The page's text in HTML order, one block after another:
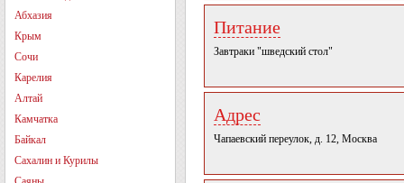
Абхазия
Крым
Сочи
Карелия
Алтай
Камчатка
Байкал
Сахалин и Курилы
Питание
Завтраки "шведский стол"
Адрес
Чапаевский переулок, д. 12, Москва